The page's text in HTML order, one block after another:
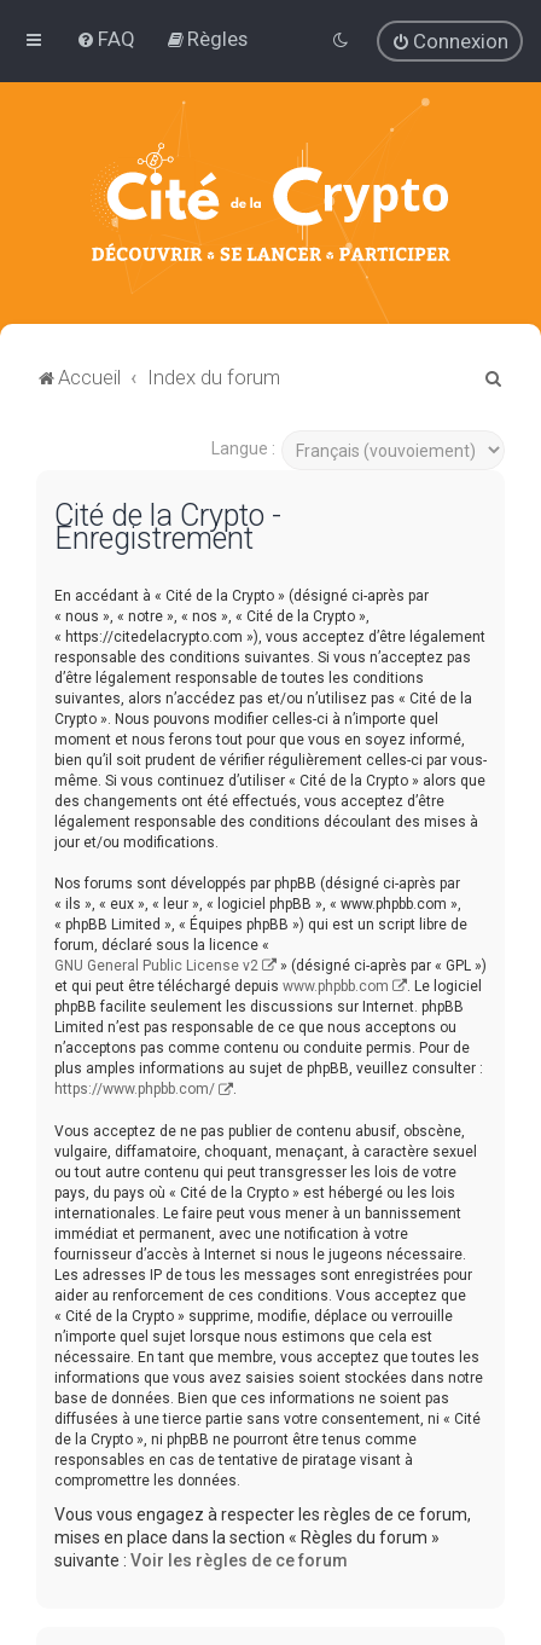
FAQ Règles Connexion
Accueil Index du forum
Langue :
Cité de la Crypto -
Enregistrement
En accédant à « Cité de la Crypto » (désigné ci-après par
« nous », « notre », « nos », « Cité de la Crypto »,
« https://citedelacrypto.com »), vous acceptez d’être légalement
responsable des conditions suivantes. Si vous n’acceptez pas
d’être légalement responsable de toutes les conditions
suivantes, alors n’accédez pas et/ou n’utilisez pas « Cité de la
Crypto ». Nous pouvons modifier celles-ci à n’importe quel
moment et nous ferons tout pour que vous en soyez informé,
bien qu’il soit prudent de vérifier régulièrement celles-ci par vous-
même. Si vous continuez d’utiliser « Cité de la Crypto » alors que
des changements ont été effectués, vous acceptez d’être
légalement responsable des conditions découlant des mises à
jour et/ou modifications.
Nos forums sont développés par phpBB (désigné ci-après par
« ils », « eux », « leur », « logiciel phpBB », « www.phpbb.com »,
« phpBB Limited », « Équipes phpBB ») qui est un script libre de
forum, déclaré sous la licence «
GNU General Public License v2
» (désigné ci-après par « GPL »)
et qui peut être téléchargé depuis www.phpbb.com
. Le logiciel
phpBB facilite seulement les discussions sur Internet. phpBB
Limited n’est pas responsable de ce que nous acceptons ou
n’acceptons pas comme contenu ou conduite permis. Pour de
plus amples informations au sujet de phpBB, veuillez consulter :
https://www.phpbb.com/
.
Vous acceptez de ne pas publier de contenu abusif, obscène,
vulgaire, diffamatoire, choquant, menaçant, à caractère sexuel
ou tout autre contenu qui peut transgresser les lois de votre
pays, du pays où « Cité de la Crypto » est hébergé ou les lois
internationales. Le faire peut vous mener à un bannissement
immédiat et permanent, avec une notification à votre
fournisseur d’accès à Internet si nous le jugeons nécessaire.
Les adresses IP de tous les messages sont enregistrées pour
aider au renforcement de ces conditions. Vous acceptez que
« Cité de la Crypto » supprime, modifie, déplace ou verrouille
n’importe quel sujet lorsque nous estimons que cela est
nécessaire. En tant que membre, vous acceptez que toutes les
informations que vous avez saisies soient stockées dans notre
base de données. Bien que ces informations ne soient pas
diffusées à une tierce partie sans votre consentement, ni « Cité
de la Crypto », ni phpBB ne pourront être tenus comme
responsables en cas de tentative de piratage visant à
compromettre les données.
Vous vous engagez à respecter les règles de ce forum,
mises en place dans la section « Règles du forum »
suivante : Voir les règles de ce forum